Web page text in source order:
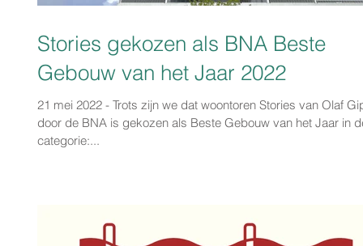
Stories gekozen als BNA Beste
Gebouw van het Jaar 2022
21 mei 2022 - Trots zijn we dat woontoren Stories van Olaf
door de BNA is gekozen als Beste Gebouw van het Jaar in
categorie:...